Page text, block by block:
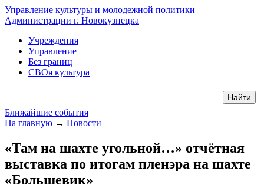
Управление культуры и молодежной политики
Администрации г. Новокузнецка
Учреждения
Управление
Без границ
СВОя культура
Ближайшие события
На главную → Новости
«Там на шахте угольной…» отчётная
выставка по итогам пленэра на шахте
«Большевик»